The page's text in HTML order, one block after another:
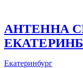
АНТЕННА
Екатеринбург